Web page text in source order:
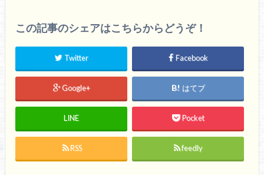
この記事のシェアはこちらからどうぞ！
Twitter Facebook
Google+ はてブ
LINE Pocket
RSS feedly